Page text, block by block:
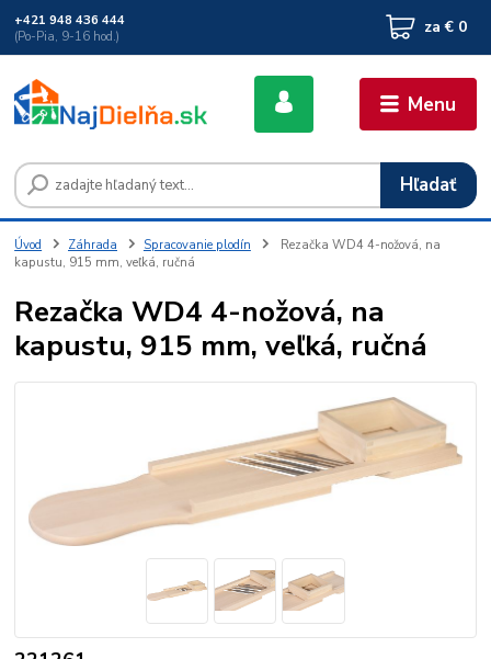
Menu
Hľadať
+421 948 436 444
(Po-Pia, 9-16 hod.)
za € 0
Úvod Záhrada Spracovanie plodín
Rezačka WD4 4-nožová, na
kapustu, 915 mm, veľká, ručná
Rezačka WD4 4-nožová, na
kapustu, 915 mm, veľká, ručná